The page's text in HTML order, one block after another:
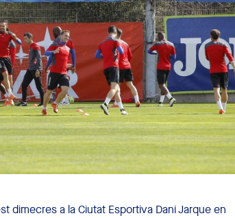
dimecres a la Ciutat Esportiva Dani Jarque en